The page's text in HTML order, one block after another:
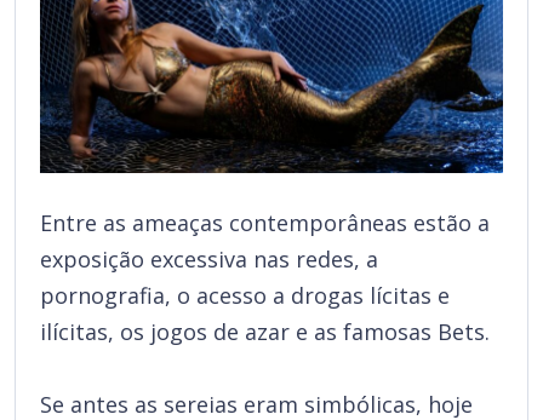
Entre as ameaças contemporâneas estão a
exposição excessiva nas redes, a
pornografia, o acesso a drogas lícitas e
ilícitas, os jogos de azar e as famosas Bets.
Se antes as sereias eram simbólicas, hoje